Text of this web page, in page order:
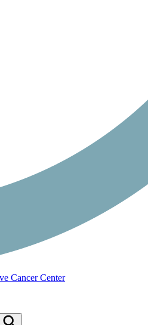
Cancer Center